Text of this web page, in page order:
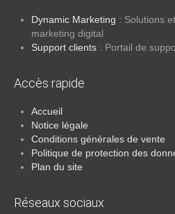
Dynamic Marketing : Solutions
marketing digital
Support clients : Portail de
Accès rapide
Accueil
Notice légale
Conditions générales de vente
Politique de protection des
Plan du site
Réseaux sociaux